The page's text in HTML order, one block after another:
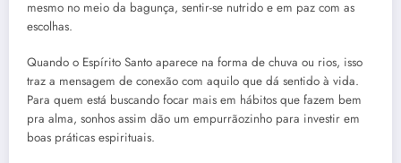
mesmo no meio da bagunça, sentir-se nutrido e em paz com as
escolhas.
Quando o Espírito Santo aparece na forma de chuva ou rios, isso
traz a mensagem de conexão com aquilo que dá sentido à vida.
Para quem está buscando focar mais em hábitos que fazem bem
pra alma, sonhos assim dão um empurrãozinho para investir em
boas práticas espirituais.